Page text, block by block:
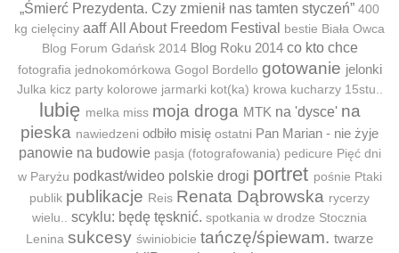
„Śmierć Prezydenta. Czy zmienił nas tamten styczeń” 400
kg cielęciny aaff All About Freedom Festival bestie Biała Owca
Blog Forum Gdańsk 2014 Blog Roku 2014 co kto chce
fotografia jednokomórkowa Gogol Bordello gotowanie jelonki
Julka kicz party kolorowe jarmarki kot(ka) krowa kucharzy 15stu..
lubię melka miss moja droga MTK na 'dysce' na
pieska nawiedzeni odbiło misię ostatni Pan Marian - nie żyje
panowie na budowie pasja (fotografowania) pedicure Pięć dni
w Paryżu podkast/wideo polskie drogi portret pośnie Ptaki
publik publikacje Reis Renata Dąbrowska rycerzy
wielu.. scyklu: będę tęsknić. spotkania w drodze Stocznia
Lenina sukcesy świniobicie tańczę/śpiewam. twarze